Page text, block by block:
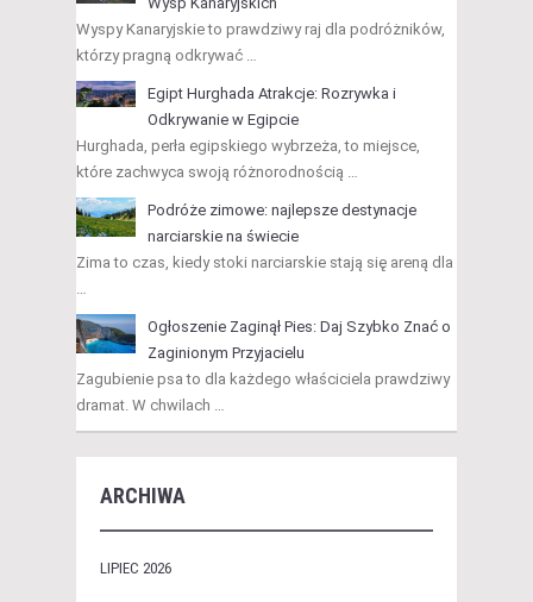
Wyspy Kanaryjskie to prawdziwy raj dla podróżników,
którzy pragną odkrywać …
Egipt Hurghada Atrakcje: Rozrywka i
Odkrywanie w Egipcie
Hurghada, perła egipskiego wybrzeża, to miejsce,
które zachwyca swoją różnorodnością …
Podróże zimowe: najlepsze destynacje
narciarskie na świecie
Zima to czas, kiedy stoki narciarskie stają się areną dla
Ogłoszenie Zaginął Pies: Daj Szybko Znać o
Zaginionym Przyjacielu
Zagubienie psa to dla każdego właściciela prawdziwy
dramat. W chwilach …
ARCHIWA
LIPIEC 2026